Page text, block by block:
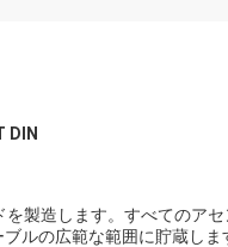
DIN
製造します。すべてのア
ルの広範な範囲に貯蔵し